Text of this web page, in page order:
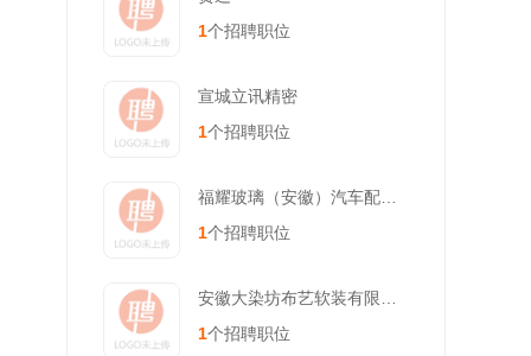
1个招聘职位
宣城立讯精密
1个招聘职位
1个招聘职位
1个招聘职位